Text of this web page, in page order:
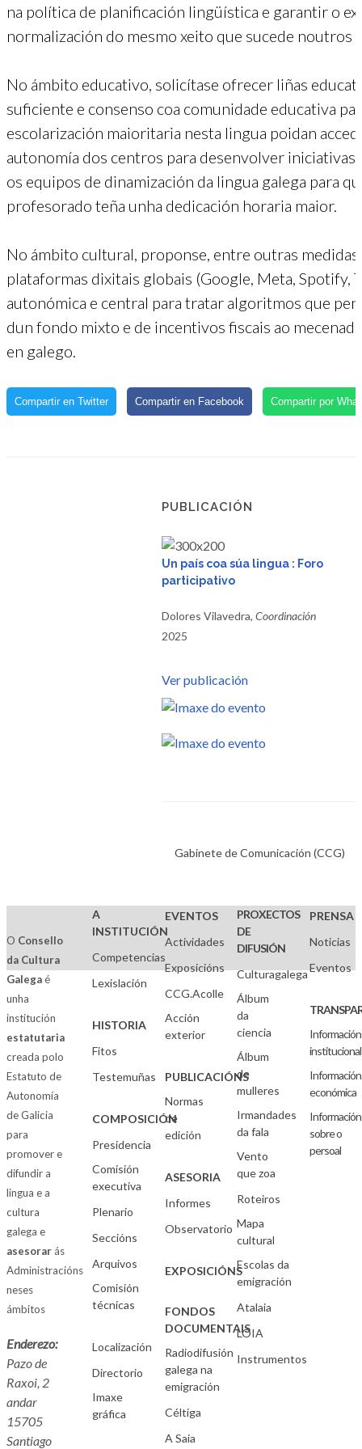
na política de planificación lingüística e garantir o
normalización do mesmo xeito que sucede noutros
No ámbito educativo, solicítase ofrecer liñas
suficiente e consenso coa comunidade educativa
escolarización maioritaria nesta lingua poidan
autonomía dos centros para desenvolver
os equipos de dinamización da lingua galega para
profesorado teña unha dedicación horaria maior.
No ámbito cultural, proponse, entre outras
plataformas dixitais globais (Google, Meta, Spotify,
autonómica e central para tratar algoritmos que
dun fondo mixto e de incentivos fiscais ao
en galego.
Compartir en Twitter Compartir en Facebook Compartir por
PUBLICACIÓN
Un país coa súa lingua : Foro
participativo
Dolores Vilavedra, Coordinación
2025
Ver publicación
Gabinete de Comunicación (CCG)
O Consello
da Cultura
Galegaé
unha
institución
estatutaria
creada polo
Estatuto de
Autonomía
de Galicia
para
promover e
difundir a
lingua e a
cultura
galega e
asesorarás
Administracións
neses
ámbitos
Enderezo:
Pazo de
Raxoi, 2
andar
15705
Santiago
A
INSTITUCIÓN
Competencias
Lexislación
HISTORIA
Fitos
Testemuñas
COMPOSICIÓN
Presidencia
Comisión
executiva
Plenario
Seccións
Arquivos
Comisión
técnicas
Localización
Directorio
Imaxe
gráfica
EVENTOS
Actividades
Exposicións
CCG.Acolle
Acción
exterior
PUBLICACIÓNS
Normas
de
edición
ASESORIA
Informes
Observatorio
EXPOSICIÓNS
FONDOS
DOCUMENTAIS
Radiodifusión
galega na
emigración
Céltiga
A Saia
PROXECTOS
DE
DIFUSIÓN
Culturagalega
Álbum
da
ciencia
Álbum
de
mulleres
Irmandades
da fala
Vento
que zoa
Roteiros
Mapa
cultural
Escolas da
emigración
Atalaia
LOIA
Instrumentos
PRENSA
Noticias
Eventos
Información
institucional
Información
económica
Información
sobre o
persoal